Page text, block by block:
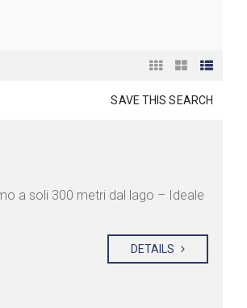
SAVE THIS SEARCH
a soli 300 metri dal lago – Ideale
DETAILS